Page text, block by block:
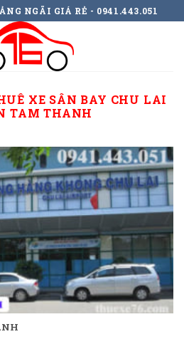
NGÃI GIÁ RẺ - 0941.443.051
XE SÂN BAY CHU LAI
TAM THANH